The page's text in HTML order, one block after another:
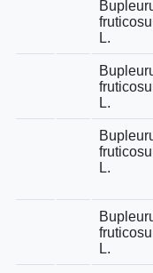
L.
L.
L.
L.